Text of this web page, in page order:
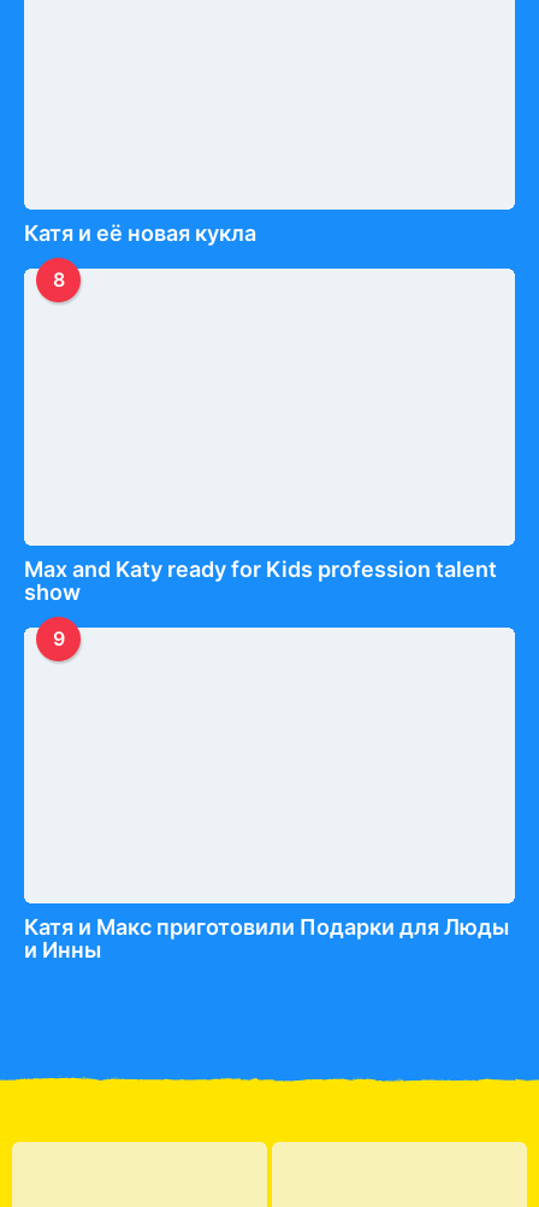
Катя и её новая кукла
8
Max and Katy ready for Kids profession talent
show
9
Катя и Макс приготовили Подарки для Люды
и Инны